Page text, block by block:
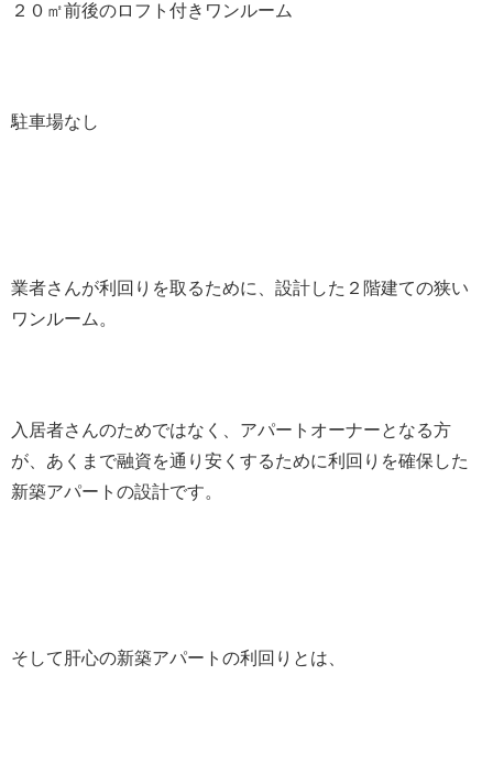
２０㎡前後のロフト付きワンルーム
駐車場なし
業者さんが利回りを取るために、設計した２階建ての狭い
ワンルーム。
入居者さんのためではなく、アパートオーナーとなる方
が、あくまで融資を通り安くするために利回りを確保した
新築アパートの設計です。
そして肝心の新築アパートの利回りとは、